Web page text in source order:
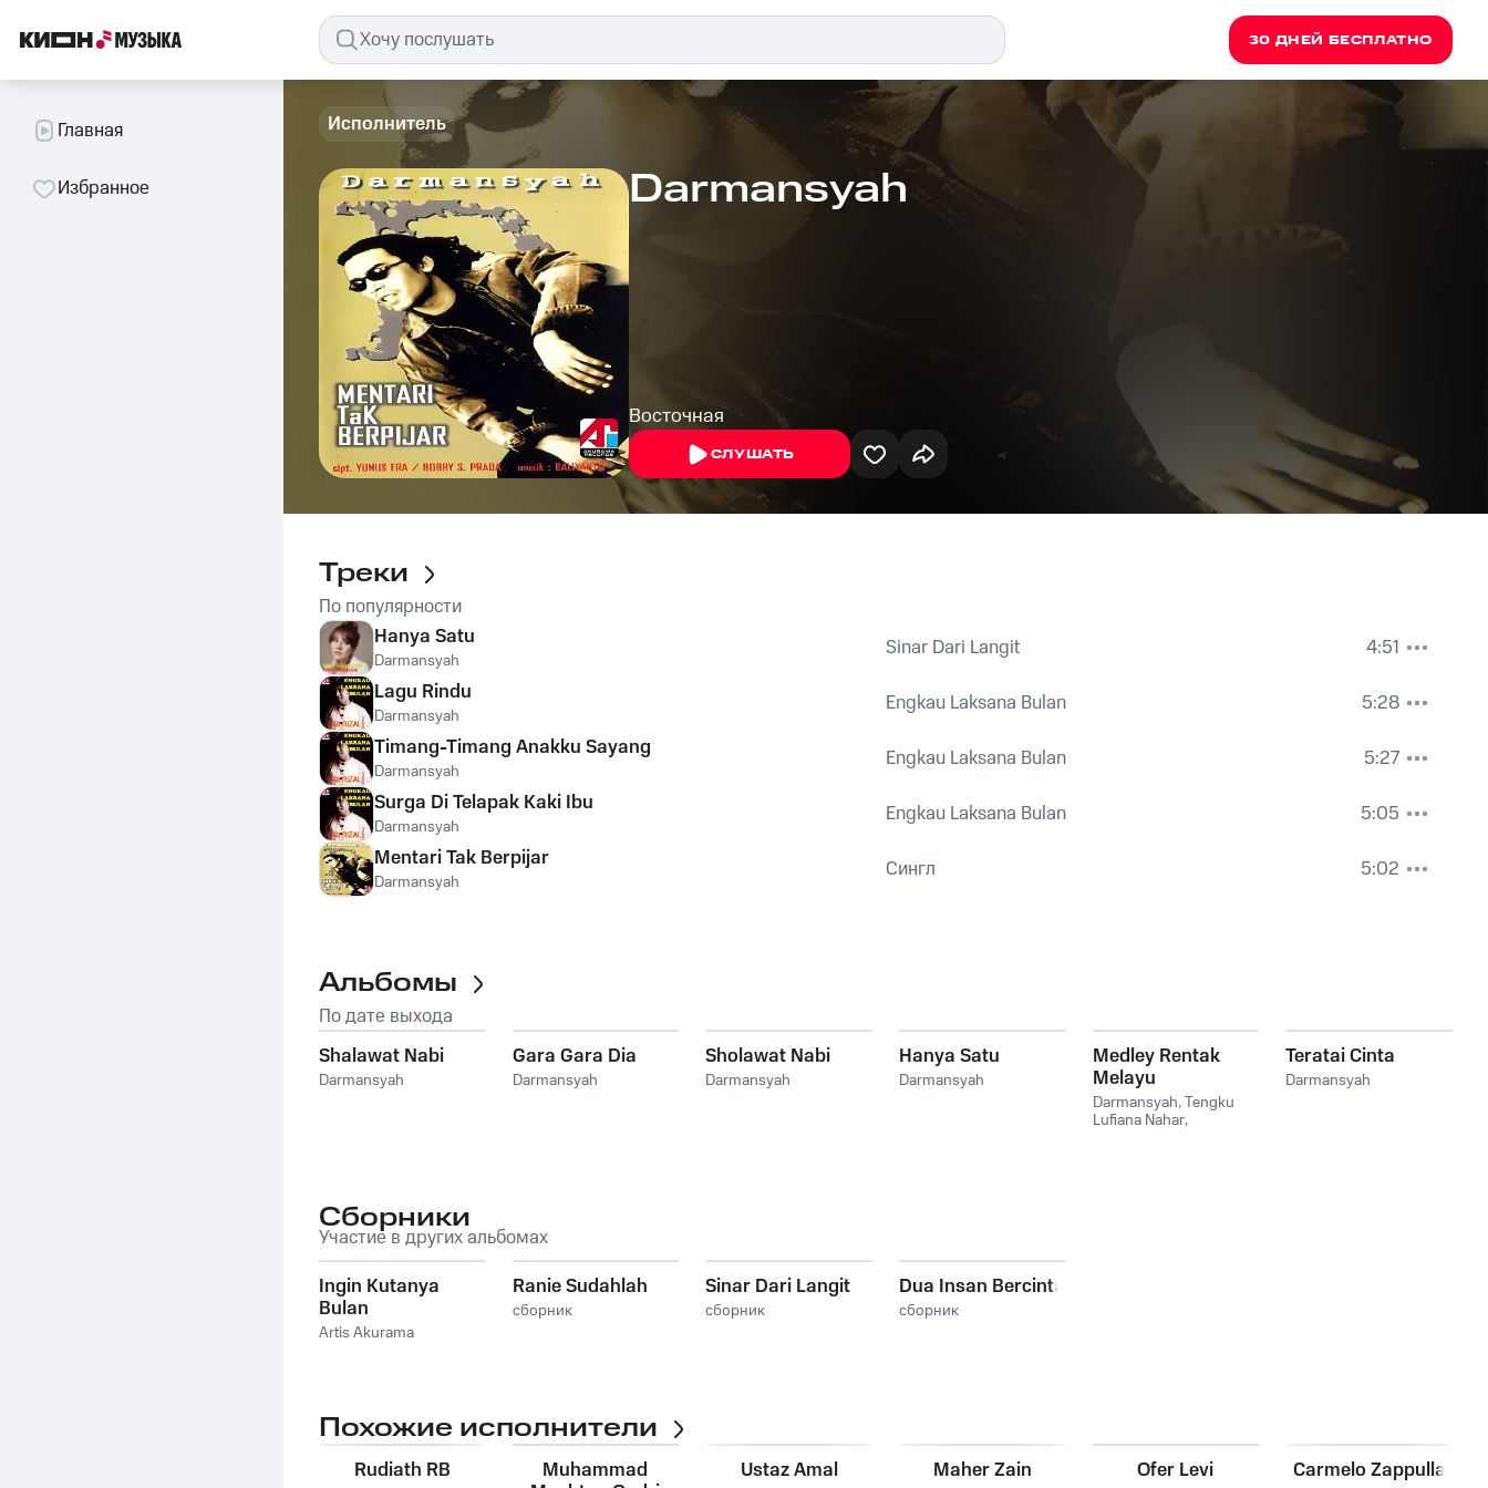
30 ДНЕЙ БЕСПЛАТНО
Главная
Избранное
Исполнитель
Darmansyah
Восточная
СЛУШАТЬ
Треки
По популярности
Hanya Satu
Darmansyah Sinar Dari Langit
4:51
Lagu Rindu
Darmansyah Engkau Laksana Bulan
5:28
Timang-Timang Anakku Sayang
Darmansyah Engkau Laksana Bulan
5:27
Surga Di Telapak Kaki Ibu
Darmansyah Engkau Laksana Bulan
5:05
Mentari Tak Berpijar
Darmansyah Сингл 5:02
Альбомы
По дате выхода
Shalawat Nabi
Darmansyah
Gara Gara Dia
Darmansyah
Sholawat Nabi
Darmansyah
Hanya Satu
Darmansyah
Medley Rentak
Melayu
Darmansyah,Tengku
Lufiana Nahar,
Teratai Cinta
Darmansyah
Сборники
Участие в других альбомах
Ingin Kutanya
Bulan
Artis Akurama
Ranie Sudahlah
сборник
Sinar Dari Langit
сборник
Dua Insan Bercinta
сборник
Похожие исполнители
Rudiath RB
Muhammad
Ustaz Amal Maher Zain Ofer Levi Carmelo Zappulla